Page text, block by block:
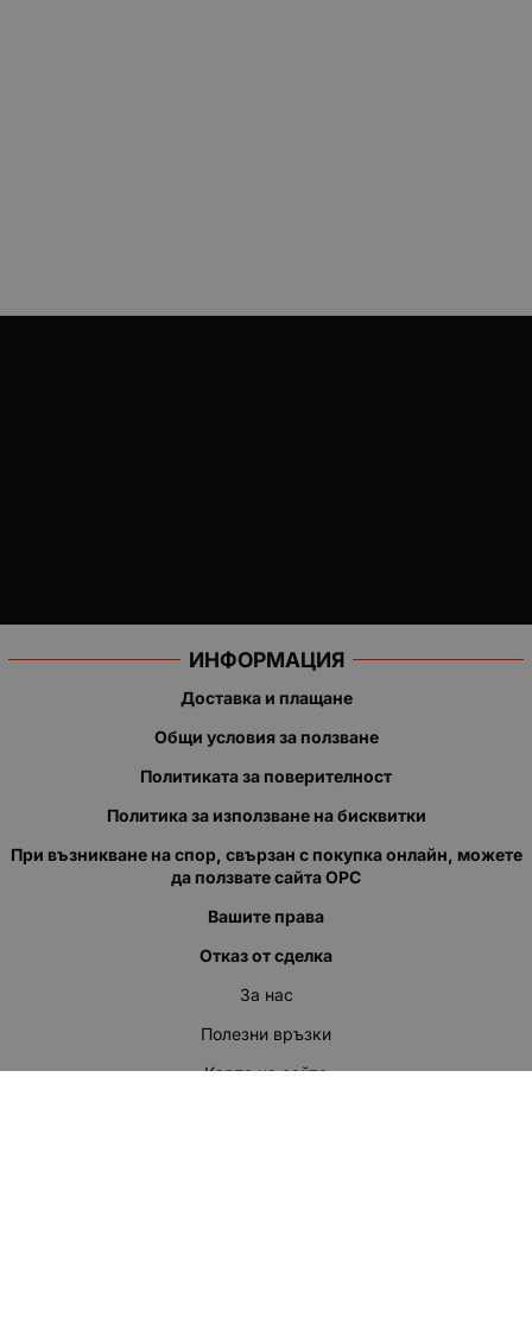
ИНФОРМАЦИЯ
Доставка и плащане
Общи условия за ползване
Политиката за поверителност
Политика за използване на бисквитки
При възникване на спор, свързан с покупка онлайн, можете
да ползвате сайта ОРС
Вашите права
Отказ от сделка
За нас
Полезни връзки
Карта на сайта